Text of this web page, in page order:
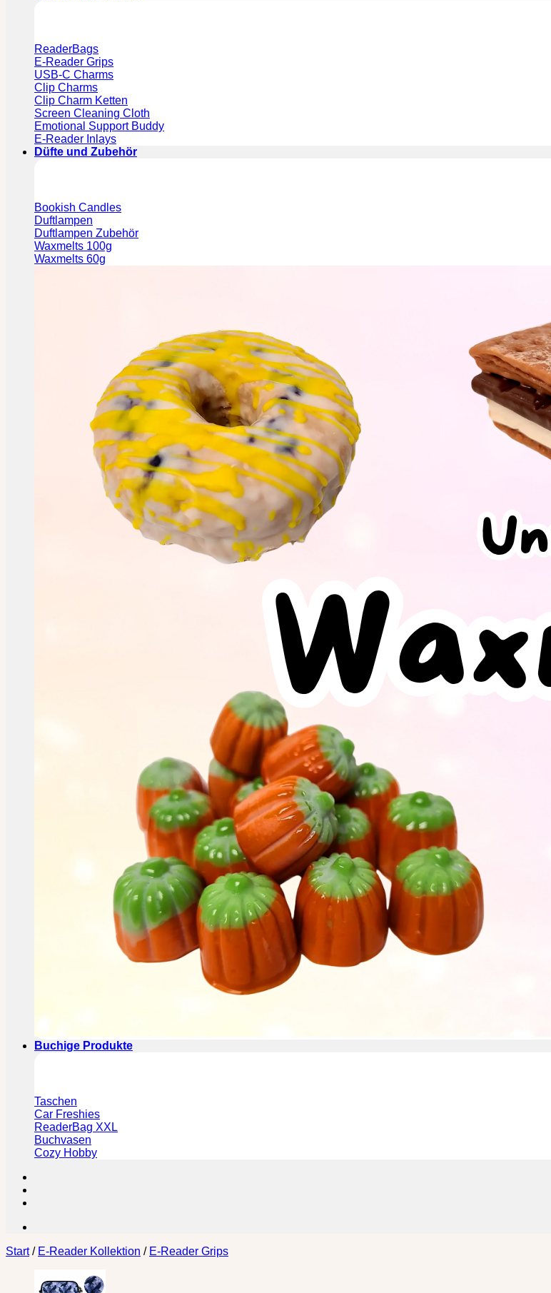
ReaderBags
E-Reader Grips
USB-C Charms
Clip Charms
Clip Charm Ketten
Screen Cleaning Cloth
Emotional Support Buddy
E-Reader Inlays
Düfte und Zubehör
Bookish Candles
Duftlampen
Duftlampen Zubehör
Waxmelts 100g
Waxmelts 60g
Buchige Produkte
Taschen
Car Freshies
ReaderBag XXL
Buchvasen
Cozy Hobby
Start / E-Reader Kollektion / E-Reader Grips